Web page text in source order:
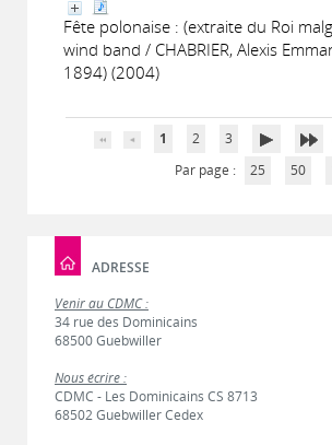
Fête polonaise : (extraite du Roi
wind band / CHABRIER, Alexis
1894) (2004)
1 2 3
Par page :
25 50
ADRESSE
Venir au CDMC :
34 rue des Dominicains
68500 Guebwiller
Nous écrire :
CDMC - Les Dominicains CS 8713
68502 Guebwiller Cedex